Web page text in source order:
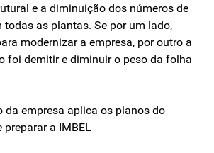
e a diminuição dos números de
todas as plantas. Se por um lado,
modernizar a empresa, por outro a
foi demitir e diminuir o peso da folha
da empresa aplica os planos do
a IMBEL